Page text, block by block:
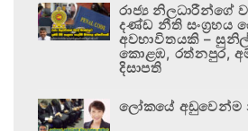
රාජ්‍ය නිලධාරීන්ගේ
දණ්ඩ නීති සංග්‍රහය
අවභාවිතයකි –
කොළඹ, රත්නපුර,
දිසාපති
ලෝකයේ අඩුවෙන්ම